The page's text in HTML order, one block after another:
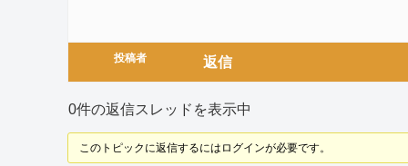
投稿者 返信
0件の返信スレッドを表示中
このトピックに返信するにはログインが必要です。